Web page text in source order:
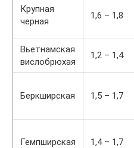
Крупная
черная
1,6 – 1,8
Вьетнамская
вислобрюхая
1,2 – 1,4
Беркширская 1,5 – 1,7
Гемпширская 1,4 – 1,7